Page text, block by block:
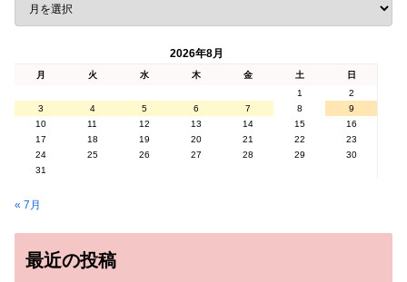
2026年8月
月 火 水 木 金 土
日
1
2
3
4 5 6 7 8
9
10
11 12 13 14 15
16
17
18 19 20 21 22
23
24
25 26 27 28 29
30
31
« 7月
最近の投稿